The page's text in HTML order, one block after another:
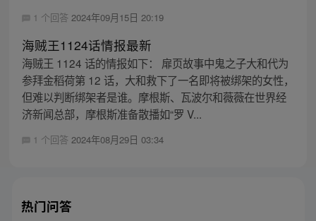
1 个回答 2024年09月15日 20:19
海贼王1124话情报最新
海贼王 1124 话的情报如下： 扉页故事中鬼之子大和代为
参拜金稻荷第 12 话，大和救下了一名即将被绑架的女性，
但难以判断绑架者是谁。摩根斯、瓦波尔和薇薇在世界经
济新闻总部，摩根斯准备散播如“罗 V...
1 个回答 2024年08月29日 03:34
热门问答